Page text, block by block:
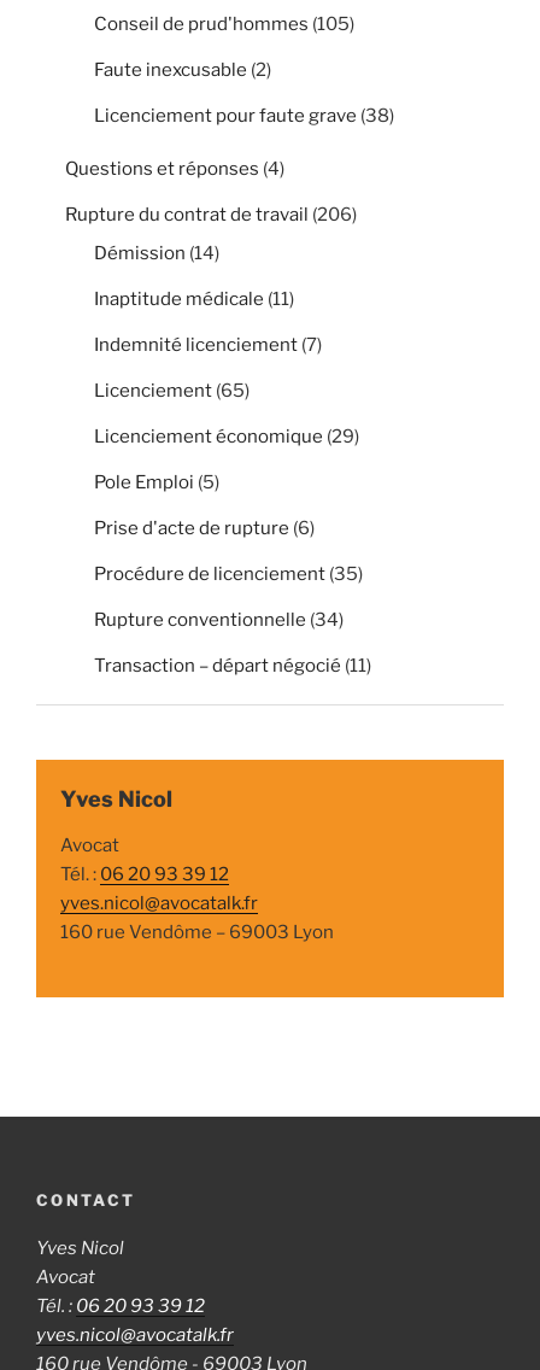
Conseil de prud'hommes (105)
Faute inexcusable (2)
Licenciement pour faute grave (38)
Questions et réponses (4)
Rupture du contrat de travail (206)
Démission (14)
Inaptitude médicale (11)
Indemnité licenciement (7)
Licenciement (65)
Licenciement économique (29)
Pole Emploi (5)
Prise d'acte de rupture (6)
Procédure de licenciement (35)
Rupture conventionnelle (34)
Transaction – départ négocié (11)
Yves Nicol
Avocat
Tél. : 06 20 93 39 12
yves.nicol@avocatalk.fr
160 rue Vendôme – 69003 Lyon
CONTACT
Yves Nicol
Avocat
Tél. : 06 20 93 39 12
yves.nicol@avocatalk.fr
160 rue Vendôme - 69003 Lyon